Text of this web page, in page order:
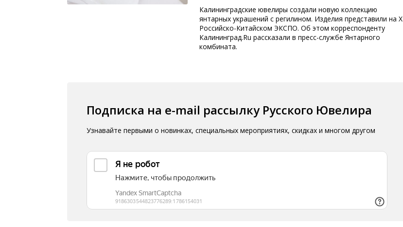
Калининградские ювелиры создали новую коллекцию
янтарных украшений с регилином. Изделия представили на Х
Российско-Китайском ЭКСПО. Об этом корреспонденту
Калининград.Ru рассказали в пресс-службе Янтарного
комбината.
Подписка на e-mail рассылку Русского Ювелира
Узнавайте первыми о новинках, специальных мероприятиях, скидках и многом другом